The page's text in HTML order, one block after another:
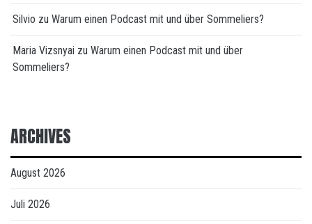
Silvio zu Warum einen Podcast mit und über Sommeliers?
Maria Vizsnyai zu Warum einen Podcast mit und über
Sommeliers?
ARCHIVES
August 2026
Juli 2026